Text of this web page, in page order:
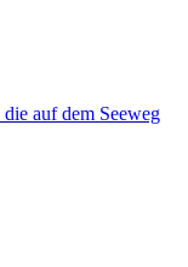
auf dem Seeweg